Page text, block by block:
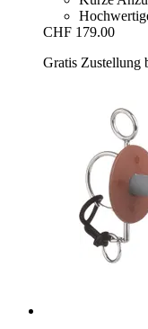
CHF 179.00
Gratis Zustellung